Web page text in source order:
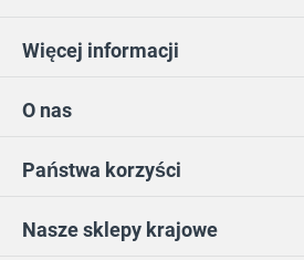
Państwa korzyści
Nasze sklepy krajowe
O nas
Więcej informacji